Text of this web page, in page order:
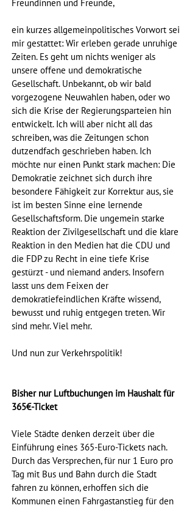
Freundinnen und Freunde,
ein kurzes allgemeinpolitisches Vorwort sei
mir gestattet: Wir erleben gerade unruhige
Zeiten. Es geht um nichts weniger als
unsere offene und demokratische
Gesellschaft. Unbekannt, ob wir bald
vorgezogene Neuwahlen haben, oder wo
sich die Krise der Regierungsparteien hin
entwickelt. Ich will aber nicht all das
schreiben, was die Zeitungen schon
dutzendfach geschrieben haben. Ich
möchte nur einen Punkt stark machen: Die
Demokratie zeichnet sich durch ihre
besondere Fähigkeit zur Korrektur aus, sie
ist im besten Sinne eine lernende
Gesellschaftsform. Die ungemein starke
Reaktion der Zivilgesellschaft und die klare
Reaktion in den Medien hat die CDU und
die FDP zu Recht in eine tiefe Krise
gestürzt - und niemand anders. Insofern
lasst uns dem Feixen der
demokratiefeindlichen Kräfte wissend,
bewusst und ruhig entgegen treten. Wir
sind mehr. Viel mehr.
Und nun zur Verkehrspolitik!
Bisher nur Luftbuchungen im Haushalt für
365€-Ticket
Viele Städte denken derzeit über die
Einführung eines 365-Euro-Tickets nach.
Durch das Versprechen, für nur 1 Euro pro
Tag mit Bus und Bahn durch die Stadt
fahren zu können, erhoffen sich die
Kommunen einen Fahrgastanstieg für den